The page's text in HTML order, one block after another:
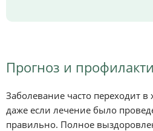
Прогноз и
Заболевание часто переходит
даже если лечение было
правильно. Полное